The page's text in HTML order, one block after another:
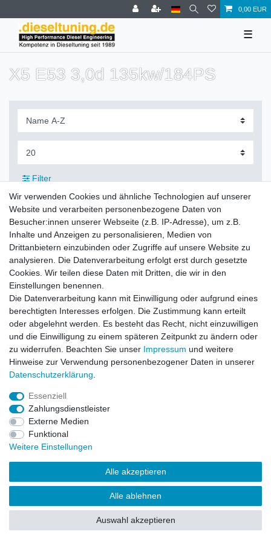
0,00 EUR
☰
X5 E53 3,0d 135kw/184PS
Filter
Zahlung und Versand
Daten­schutz­erklärung
Barrierefreiheitserklärung Widerrufs­recht
Vertrag widerrufen
© Copyright 2026 | Alle Rechte vorbehalten.
Wir verwenden Cookies und ähnliche Technologien auf unserer
Website und verarbeiten personenbezogene Daten von
Besucher:innen unserer Webseite (z.B. IP-Adresse), um z.B.
Inhalte und Anzeigen zu personalisieren, Medien von
Drittanbietern einzubinden oder Zugriffe auf unsere Website zu
analysieren. Die Datenverarbeitung erfolgt erst durch gesetzte
Cookies. Wir teilen diese Daten mit Dritten, die wir in den
Einstellungen benennen.
Die Datenverarbeitung kann mit Einwilligung oder aufgrund eines
berechtigten Interesses erfolgen. Die Zustimmung kann erteilt
oder abgelehnt werden. Es besteht das Recht, nicht einzuwilligen
und die Einwilligung zu einem späteren Zeitpunkt zu ändern oder
zu widerrufen. Beachten Sie unser Impressum und weitere
Hinweise zur Verwendung personenbezogener Daten in unserer
Daten­schutz­erklärung
Essenziell
Zahlungsdienstleister
Externe Medien
Funktional
Weitere Einstellungen
Alle akzeptieren
Alle ablehnen
Auswahl akzeptieren